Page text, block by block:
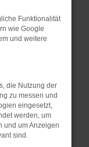
Stand
ein
dazu
nicht mehr
Funktionalität
wie Google
und weitere
die Nutzung der
zu messen und
eingesetzt,
werden, um
und um Anzeigen
sind.